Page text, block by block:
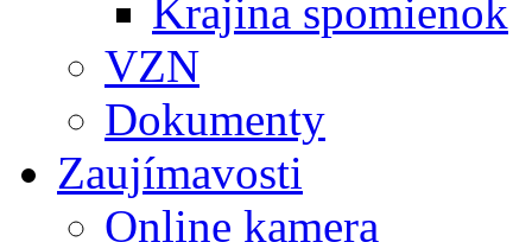
Krajina spomienok
VZN
Dokumenty
Zaujímavosti
Online kamera